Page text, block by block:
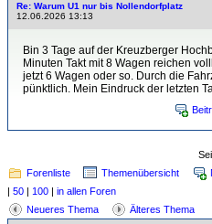
Re: Warum U1 nur bis Nollendorfplatz
12.06.2026 13:13
Bin 3 Tage auf der Kreuzberger
Minuten Takt mit 8 Wagen reichen
jetzt 6 Wagen oder so. Durch die
pünktlich. Mein Eindruck der letzten
Forenliste
Themenübersicht
| 50 | 100 | in allen Foren
Neueres Thema
Älteres Thema